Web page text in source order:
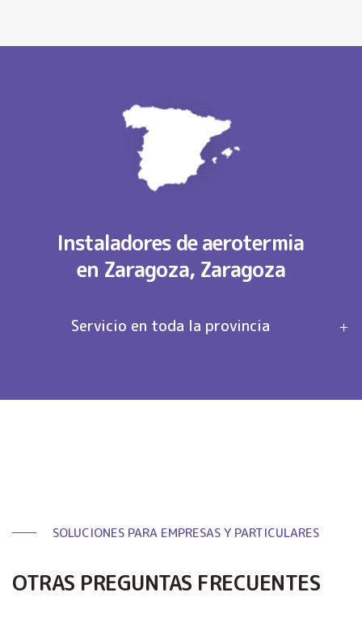
Instaladores de aerotermia
en Zaragoza, Zaragoza
Servicio en toda la provincia
SOLUCIONES PARA EMPRESAS Y PARTICULARES
OTRAS PREGUNTAS FRECUENTES